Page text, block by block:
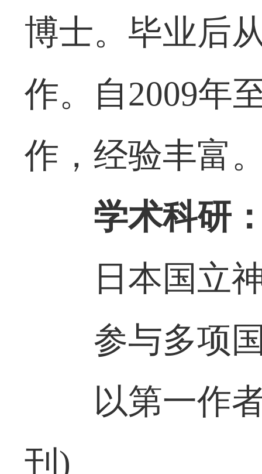
博士。毕业后
作。自2009年
作，经验丰富
学术科研
日本国立
参与多项
以第一作
刊)